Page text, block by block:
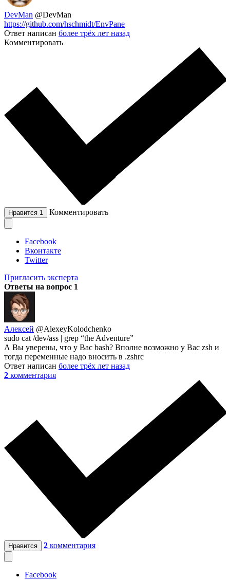
DevMan @DevMan
https://github.com/hschmidt/EnvPane
Ответ написан более трёх лет назад
Комментировать
Нравится 1 Комментировать
Facebook
Вконтакте
Twitter
Пригласить эксперта
Ответы на вопрос 1
Алексей @AlexeyKolodchenko
sudo cat /dev/ass | grep “the Adventure”
А Вы уверены, что у Вас bash? Вполне возможно у Вас zsh и
тогда переменные надо вносить в .zshrc
Ответ написан более трёх лет назад
2 комментария
Нравится 2 комментария
Facebook